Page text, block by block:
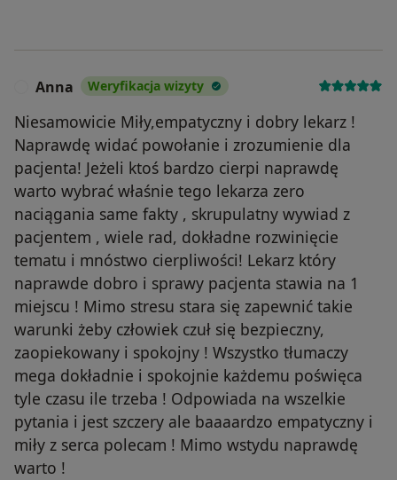
Anna Weryfikacja wizyty
Niesamowicie Miły,empatyczny i dobry lekarz !
Naprawdę widać powołanie i zrozumienie dla
pacjenta! Jeżeli ktoś bardzo cierpi naprawdę
warto wybrać właśnie tego lekarza zero
naciągania same fakty , skrupulatny wywiad z
pacjentem , wiele rad, dokładne rozwinięcie
tematu i mnóstwo cierpliwości! Lekarz który
naprawde dobro i sprawy pacjenta stawia na 1
miejscu ! Mimo stresu stara się zapewnić takie
warunki żeby człowiek czuł się bezpieczny,
zaopiekowany i spokojny ! Wszystko tłumaczy
mega dokładnie i spokojnie każdemu poświęca
tyle czasu ile trzeba ! Odpowiada na wszelkie
pytania i jest szczery ale baaaardzo empatyczny i
miły z serca polecam ! Mimo wstydu naprawdę
warto !